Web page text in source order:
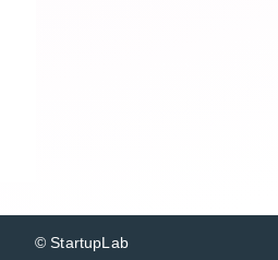
© StartupLab